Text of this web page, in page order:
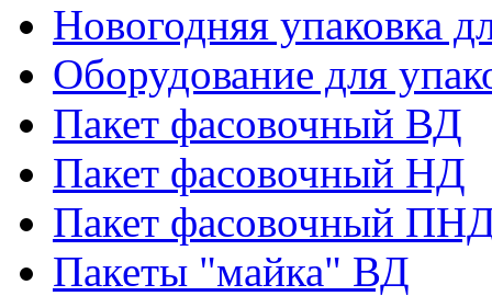
Новогодняя упаковка
Оборудование для
Пакет фасовочный ВД
Пакет фасовочный НД
Пакет фасовочный
Пакеты "майка" ВД